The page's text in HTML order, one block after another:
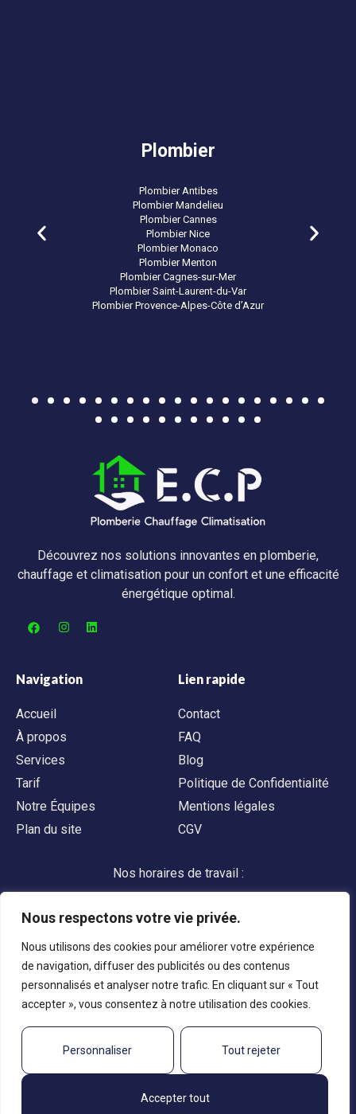
Nous respectons votre vie privée.
Nous utilisons des cookies pour améliorer votre expérience
de navigation, diffuser des publicités ou des contenus
personnalisés et analyser notre trafic. En cliquant sur « Tout
accepter », vous consentez à notre utilisation des cookies.
Personnaliser Tout rejeter
Accepter tout
Découvrez nos solutions innovantes en plomberie,
chauffage et climatisation pour un confort et une efficacité
énergétique optimal.
Navigation
Accueil
À propos
Services
Tarif
Notre Équipes
Plan du site
Lien rapide
Contact
FAQ
Blog
Politique de Confidentialité
Mentions légales
CGV
Nos horaires de travail :
du Lundi au Samedi
9h00 - 17h00
Appelez-nous
Copyright © 2024 secutransac, Tous droits réservés.
Propulsé parfibonacci-solutions.